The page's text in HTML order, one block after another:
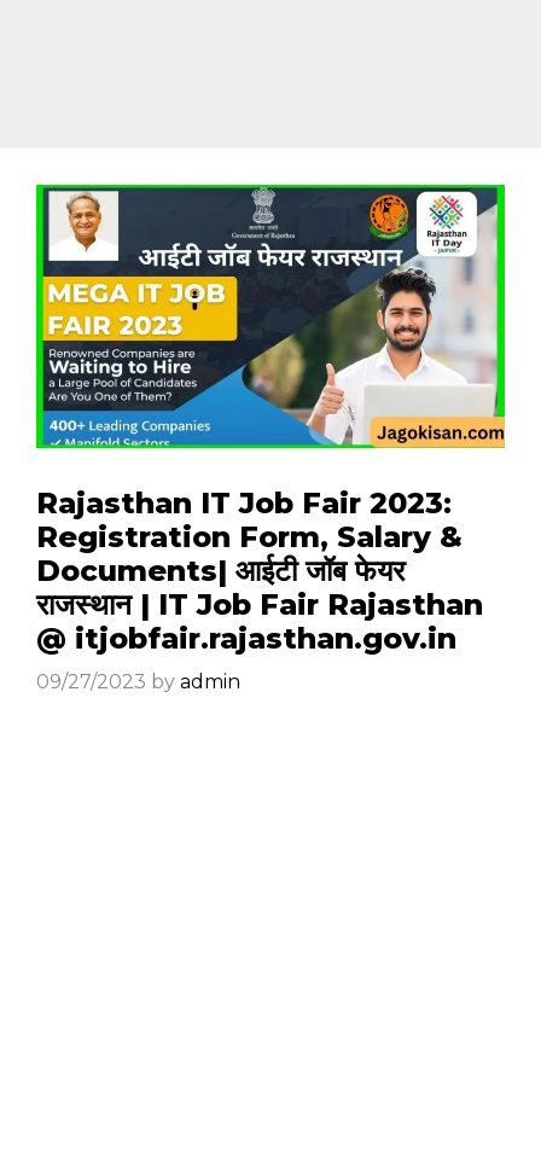
Rajasthan IT Job Fair 2023:
Registration Form, Salary &
Documents| आईटी जॉब फेयर
राजस्थान | IT Job Fair Rajasthan
@ itjobfair.rajasthan.gov.in
09/27/2023 by admin